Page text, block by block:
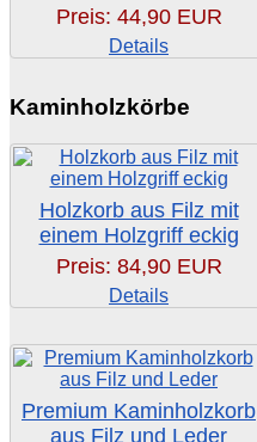
Preis: 44,90 EUR
Details
Kaminholzkörbe
Holzkorb aus Filz mit
einem Holzgriff eckig
Preis: 84,90 EUR
Details
Premium Kaminholzkorb
aus Filz und Leder